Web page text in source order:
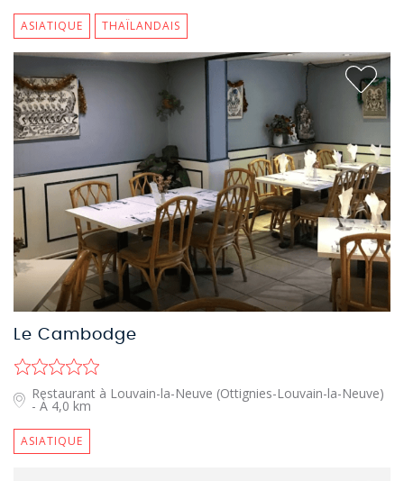
ASIATIQUE THAÏLANDAIS
Le Cambodge
Restaurant à Louvain-la-Neuve (Ottignies-Louvain-la-Neuve)
- À 4,0 km
ASIATIQUE